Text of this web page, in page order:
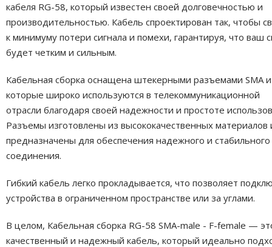
кабеля RG-58, который известен своей долговечностью и
производительностью. Кабель спроектирован так, чтобы
к минимуму потери сигнала и помехи, гарантируя, что ваш
будет четким и сильным.
Кабельная сборка оснащена штекерными разъемами SMA
которые широко используются в телекоммуникационной
отрасли благодаря своей надежности и простоте
Разъемы изготовлены из высококачественных материалов
предназначены для обеспечения надежного и стабильного
соединения.
Гибкий кабель легко прокладывается, что позволяет
устройства в ограниченном пространстве или за углами.
В целом, Кабельная сборка RG-58 SMA-male - F-female —
качественный и надежный кабель, который идеально